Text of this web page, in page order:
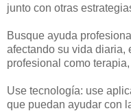
junto con otras
Busque ayuda
afectando su vida diaria,
profesional como
Use tecnología: use
que puedan ayudar con